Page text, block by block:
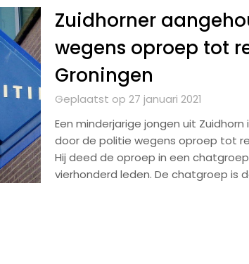
Zuidhorner
wegens oproep tot
Groningen
Geplaatst op 27 januari 2021
Een minderjarige jongen uit
door de politie wegens oproep tot
Hij deed de oproep in een
vierhonderd leden. De chatgroep is